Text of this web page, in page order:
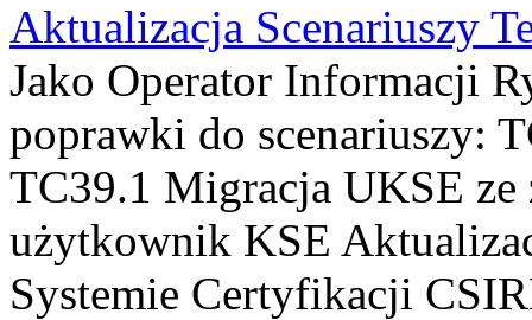
Aktualizacja Scenariuszy
Jako Operator Informacji
poprawki do scenariuszy:
TC39.1 Migracja UKSE
użytkownik KSE
Systemie Certyfikacji